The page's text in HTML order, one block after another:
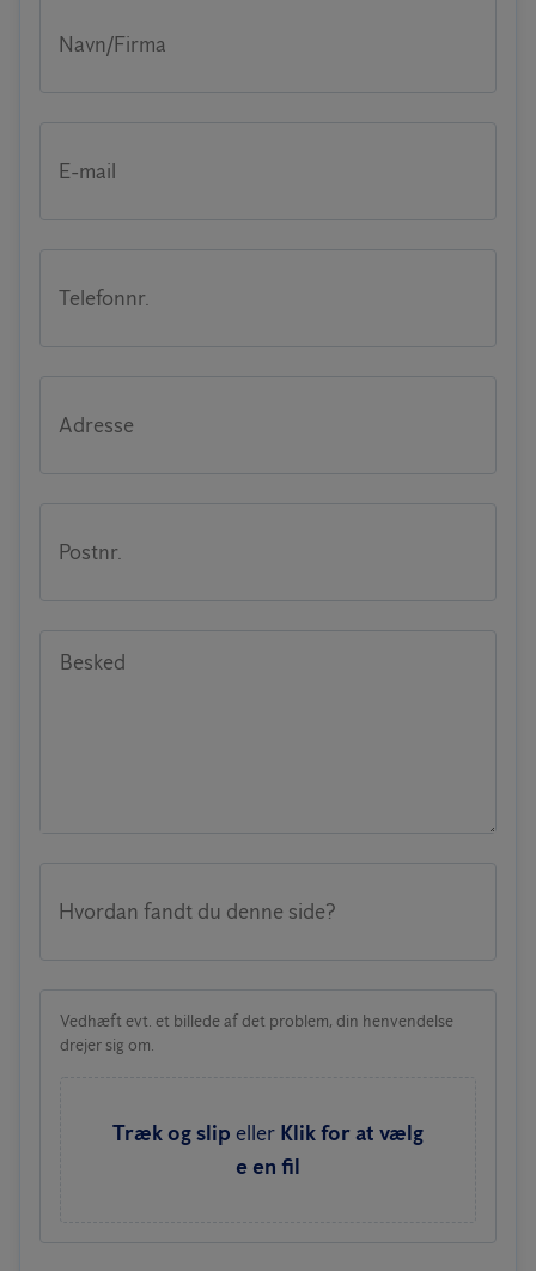
Navn/Firma
E-mail
Telefonnr.
Adresse
Postnr.
Besked
Hvordan fandt du denne side?
Vedhæft evt. et billede af det problem, din henvendelse
drejer sig om.
Træk og slip eller Klik for at vælg
e en fil